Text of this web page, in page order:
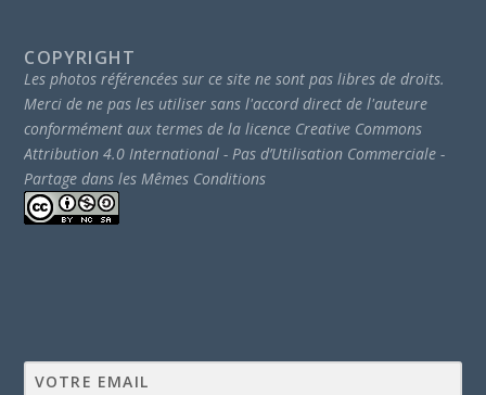
COPYRIGHT
Les photos référencées sur ce site ne sont pas libres de droits.
Merci de ne pas les utiliser sans l'accord direct de l'auteure
conformément aux termes de la licence Creative Commons
Attribution 4.0 International - Pas d’Utilisation Commerciale -
Partage dans les Mêmes Conditions